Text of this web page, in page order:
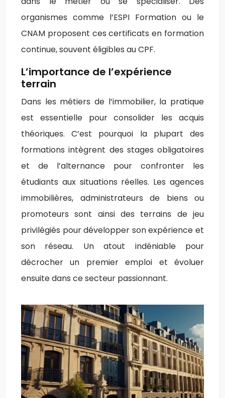
organismes comme l’ESPI Formation ou le
CNAM proposent ces certificats en formation
continue, souvent éligibles au CPF.
L’importance de l’expérience
terrain
Dans les métiers de l’immobilier, la pratique
est essentielle pour consolider les acquis
théoriques. C’est pourquoi la plupart des
formations intègrent des stages obligatoires
et de l’alternance pour confronter les
étudiants aux situations réelles. Les agences
immobilières, administrateurs de biens ou
promoteurs sont ainsi des terrains de jeu
privilégiés pour développer son expérience et
son réseau. Un atout indéniable pour
décrocher un premier emploi et évoluer
ensuite dans ce secteur passionnant.